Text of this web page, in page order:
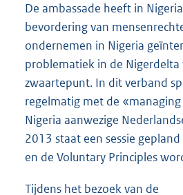
De ambassade heeft in
bevordering van
ondernemen in Nigeria
problematiek in de
zwaartepunt. In dit verband
regelmatig met de
Nigeria aanwezige
2013 staat een sessie
en de Voluntary Principles
Tijdens het bezoek van de